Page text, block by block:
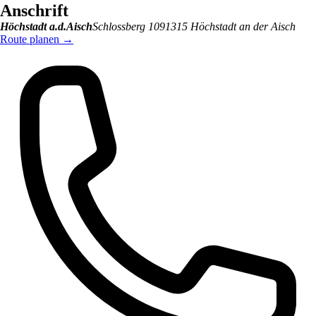
Anschrift
Höchstadt a.d.AischSchlossberg 1091315 Höchstadt an der Aisch
Route planen →